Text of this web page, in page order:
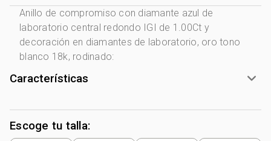
Anillo de compromiso con diamante azul de
laboratorio central redondo IGI de 1.00Ct y
decoración en diamantes de laboratorio, oro tono
blanco 18k, rodinado:
Características
Tono Metal: Blanco
Metal: Oro 18 Kilates
Peso piedra central:
Escoge tu talla: